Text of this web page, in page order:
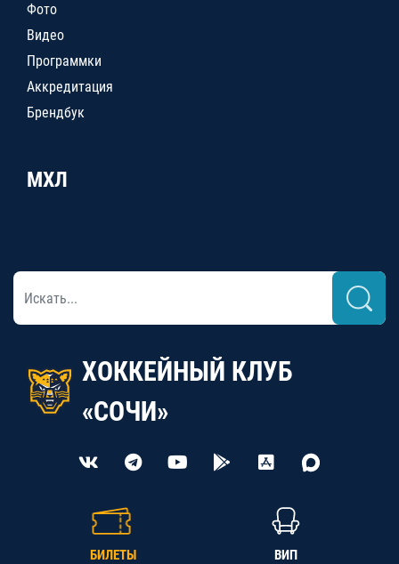
Фото
Видео
Программки
Аккредитация
Брендбук
МХЛ
ХОККЕЙНЫЙ КЛУБ
«СОЧИ»
БИЛЕТЫ ВИП